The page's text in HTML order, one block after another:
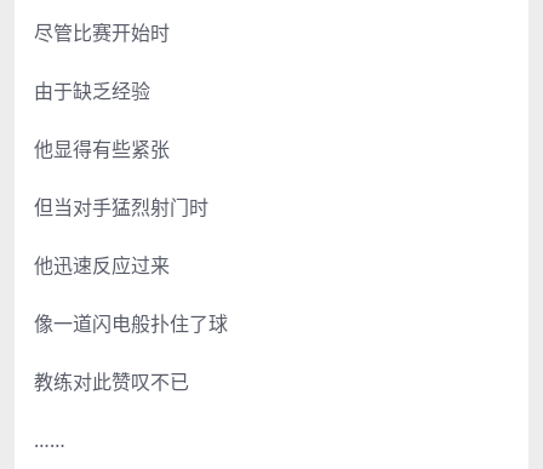
尽管比赛开始时
由于缺乏经验
他显得有些紧张
但当对手猛烈射门时
他迅速反应过来
像一道闪电般扑住了球
教练对此赞叹不已
……